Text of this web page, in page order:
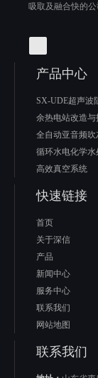
吸取及融合快的公
产品中心
SX-UDE超声波
余热电站改造与
全自动亚音频吹
循环水电化学水
高效真空系统
快速链接
首页
关于深信
产品
新闻中心
服务中心
联系我们
网站地图
联系我们